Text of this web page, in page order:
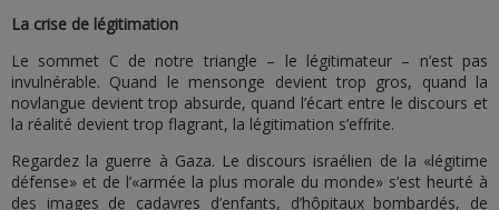
La crise de légitimation
Le sommet C de notre triangle – le légitimateur – n’est pas
invulnérable. Quand le mensonge devient trop gros, quand la
novlangue devient trop absurde, quand l’écart entre le discours et
la réalité devient trop flagrant, la légitimation s’effrite.
Regardez la guerre à Gaza. Le discours israélien de la «légitime
défense» et de l’«armée la plus morale du monde» s’est heurté à
des images de cadavres d’enfants, d’hôpitaux bombardés, de